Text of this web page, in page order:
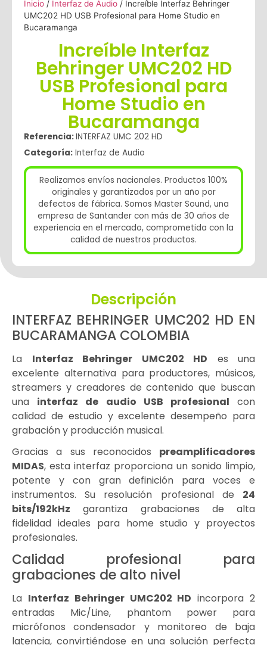
Inicio / Interfaz de Audio / Increíble Interfaz Behringer
UMC202 HD USB Profesional para Home Studio en
Bucaramanga
Increíble Interfaz
Behringer UMC202 HD
USB Profesional para
Home Studio en
Bucaramanga
Referencia:INTERFAZ UMC 202 HD
Categoría: Interfaz de Audio
Realizamos envíos nacionales. Productos 100%
originales y garantizados por un año por
defectos de fábrica. Somos Master Sound, una
empresa de Santander con más de 30 años de
experiencia en el mercado, comprometida con la
calidad de nuestros productos.
Descripción
INTERFAZ BEHRINGER UMC202 HD EN
BUCARAMANGA COLOMBIA
La Interfaz Behringer UMC202 HD es una
excelente alternativa para productores, músicos,
streamers y creadores de contenido que buscan
una interfaz de audio USB profesional con
calidad de estudio y excelente desempeño para
grabación y producción musical.
Gracias a sus reconocidos preamplificadores
MIDAS, esta interfaz proporciona un sonido limpio,
potente y con gran definición para voces e
instrumentos. Su resolución profesional de 24
bits/192kHz garantiza grabaciones de alta
fidelidad ideales para home studio y proyectos
profesionales.
Calidad profesional para
grabaciones de alto nivel
La Interfaz Behringer UMC202 HD incorpora 2
entradas Mic/Line, phantom power para
micrófonos condensador y monitoreo de baja
latencia, convirtiéndose en una solución perfecta